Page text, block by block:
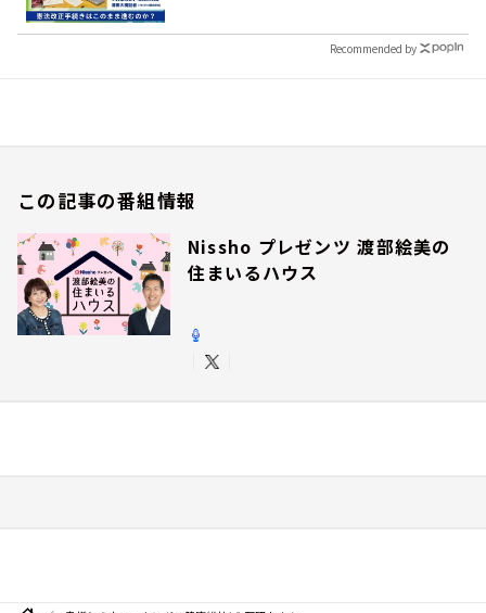
Recommended by
この記事の番組情報
Nissho プレゼンツ 渡部絵美の
住まいるハウス